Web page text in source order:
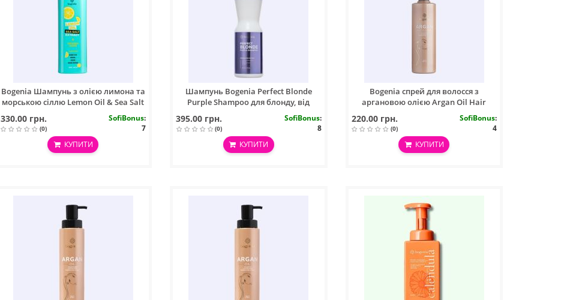
Bogenia Шампунь з олією лимона та
морською сіллю Lemon Oil & Sea Salt
Shampoo №001 450 мл
330.00 грн.
(0)
SofiBonus:
7
КУПИТИ
Шампунь Bogenia Perfect Blonde
Purple Shampoo для блонду, від
жовтизни волосся, 500 мл
395.00 грн.
(0)
SofiBonus:
8
КУПИТИ
Bogenia спрей для волосся з
аргановою олією Argan Oil Hair
220.00 грн.
(0)
SofiBonus:
4
КУПИТИ